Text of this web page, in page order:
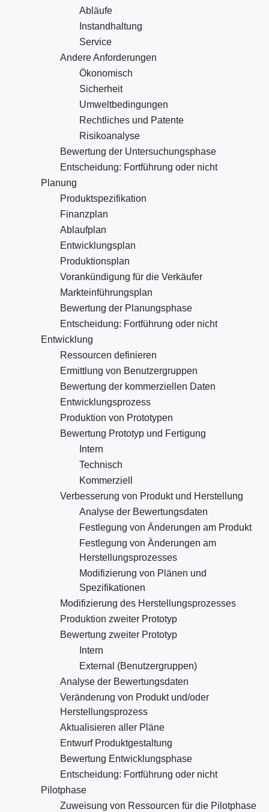
Abläufe
Instandhaltung
Service
Andere Anforderungen
Ökonomisch
Sicherheit
Umweltbedingungen
Rechtliches und Patente
Risikoanalyse
Bewertung der Untersuchungsphase
Entscheidung: Fortführung oder nicht
Planung
Produktspezifikation
Finanzplan
Ablaufplan
Entwicklungsplan
Produktionsplan
Vorankündigung für die Verkäufer
Markteinführungsplan
Bewertung der Planungsphase
Entscheidung: Fortführung oder nicht
Entwicklung
Ressourcen definieren
Ermittlung von Benutzergruppen
Bewertung der kommerziellen Daten
Entwicklungsprozess
Produktion von Prototypen
Bewertung Prototyp und Fertigung
Intern
Technisch
Kommerziell
Verbesserung von Produkt und Herstellung
Analyse der Bewertungsdaten
Festlegung von Änderungen am Produkt
Festlegung von Änderungen am
Herstellungsprozesses
Modifizierung von Plänen und
Spezifikationen
Modifizierung des Herstellungsprozesses
Produktion zweiter Prototyp
Bewertung zweiter Prototyp
Intern
External (Benutzergruppen)
Analyse der Bewertungsdaten
Veränderung von Produkt und/oder
Herstellungsprozess
Aktualisieren aller Pläne
Entwurf Produktgestaltung
Bewertung Entwicklungsphase
Entscheidung: Fortführung oder nicht
Pilotphase
Zuweisung von Ressourcen für die Pilotphase